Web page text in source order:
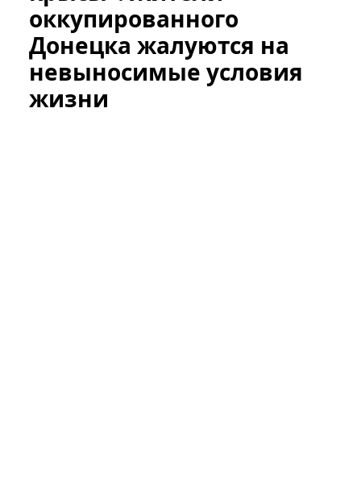
оккупированного
Донецка жалуются на
невыносимые условия
жизни